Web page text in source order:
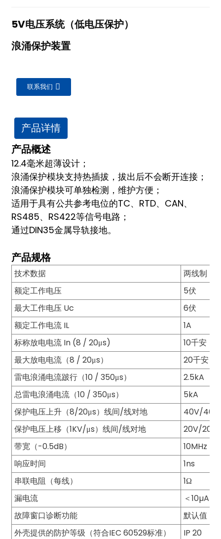
5V电压系统（低电压保护）
浪涌保护装置
联系我们
产品详情
产品概述
12.4毫米超薄设计；
浪涌保护模块支持热插拔，拔出后不会断开连接；
浪涌保护模块可单独检测，维护方便；
适用于具有公共参考电位的TC、RTD、CAN、
RS485、RS422等信号电路；
通过DIN35金属导轨接地。
产品规格
技术数据
两线制
额定工作电压
5伏
最大工作电压 Uc
6伏
额定工作电流 IL
1A
标称放电电流 In (8 / 20μs)
10千安
最大放电电流（8 / 20μs）
20千安
雷电浪涌电流跛行（10 / 350μs）
2.5kA
总雷电浪涌电流（10 / 350μs）
5kA
保护电压上升（8/20μs）线间/线对地
40V/40V
保护电压上移（1KV/μs）线间/线对地
20V/20V
带宽（-0.5dB）
10MHz
响应时间
1ns
串联电阻（每线）
1Ω
漏电流
＜10µA
故障窗口诊断功能
默认值：
外壳提供的防护等级（符合IEC 60529标准）
IP 20